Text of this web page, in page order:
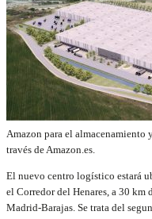
Amazon para el almacenamiento
través de Amazon.es.
El nuevo centro logístico estará
el Corredor del Henares, a 30
Madrid-Barajas. Se trata del